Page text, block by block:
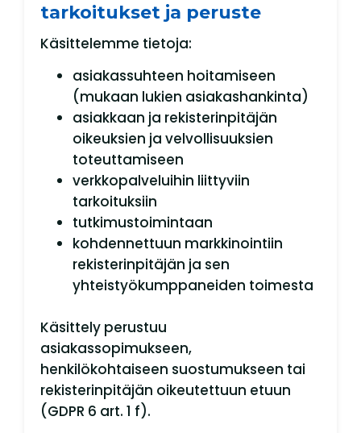
tarkoitukset ja peruste
Käsittelemme tietoja:
asiakassuhteen hoitamiseen
(mukaan lukien asiakashankinta)
asiakkaan ja rekisterinpitäjän
oikeuksien ja velvollisuuksien
toteuttamiseen
verkkopalveluihin liittyviin
tarkoituksiin
tutkimustoimintaan
kohdennettuun markkinointiin
rekisterinpitäjän ja sen
yhteistyökumppaneiden toimesta
Käsittely perustuu
asiakassopimukseen,
henkilökohtaiseen suostumukseen tai
rekisterinpitäjän oikeutettuun etuun
(GDPR 6 art. 1 f).